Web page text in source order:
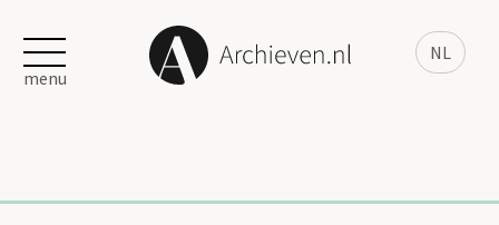
NL
menu